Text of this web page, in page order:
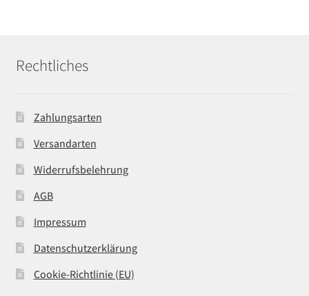
Rechtliches
Zahlungsarten
Versandarten
Widerrufsbelehrung
AGB
Impressum
Datenschutzerklärung
Cookie-Richtlinie (EU)